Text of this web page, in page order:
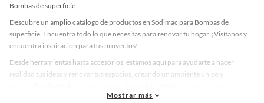
Bombas de superficie
Descubre un amplio catálogo de productos en Sodimac para Bombas de
superficie. Encuentra todo lo que necesitas para renovar tu hogar. ¡Visítanos y
encuentra inspiración para tus proyectos!
Desde herramientas hasta accesorios, estamos aquí para ayudarte a hacer
realidad tus ideas y renovar tus espacios, creando un ambiente único y
accesorios de calidad que te ayudarán a crear un espacio más tú.
Mostrar más